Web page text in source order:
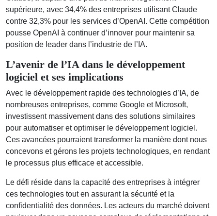
supérieure, avec 34,4% des entreprises utilisant Claude
contre 32,3% pour les services d’OpenAI. Cette compétition
pousse OpenAI à continuer d’innover pour maintenir sa
position de leader dans l’industrie de l’IA.
L’avenir de l’IA dans le développement
logiciel et ses implications
Avec le développement rapide des technologies d’IA, de
nombreuses entreprises, comme Google et Microsoft,
investissent massivement dans des solutions similaires
pour automatiser et optimiser le développement logiciel.
Ces avancées pourraient transformer la manière dont nous
concevons et gérons les projets technologiques, en rendant
le processus plus efficace et accessible.
Le défi réside dans la capacité des entreprises à intégrer
ces technologies tout en assurant la sécurité et la
confidentialité des données. Les acteurs du marché doivent